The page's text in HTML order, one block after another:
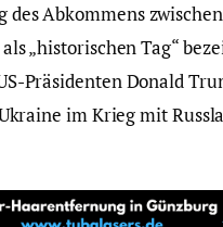
des Abkommens
„historischen Tag“
Präsidenten Donald
im Krieg mit